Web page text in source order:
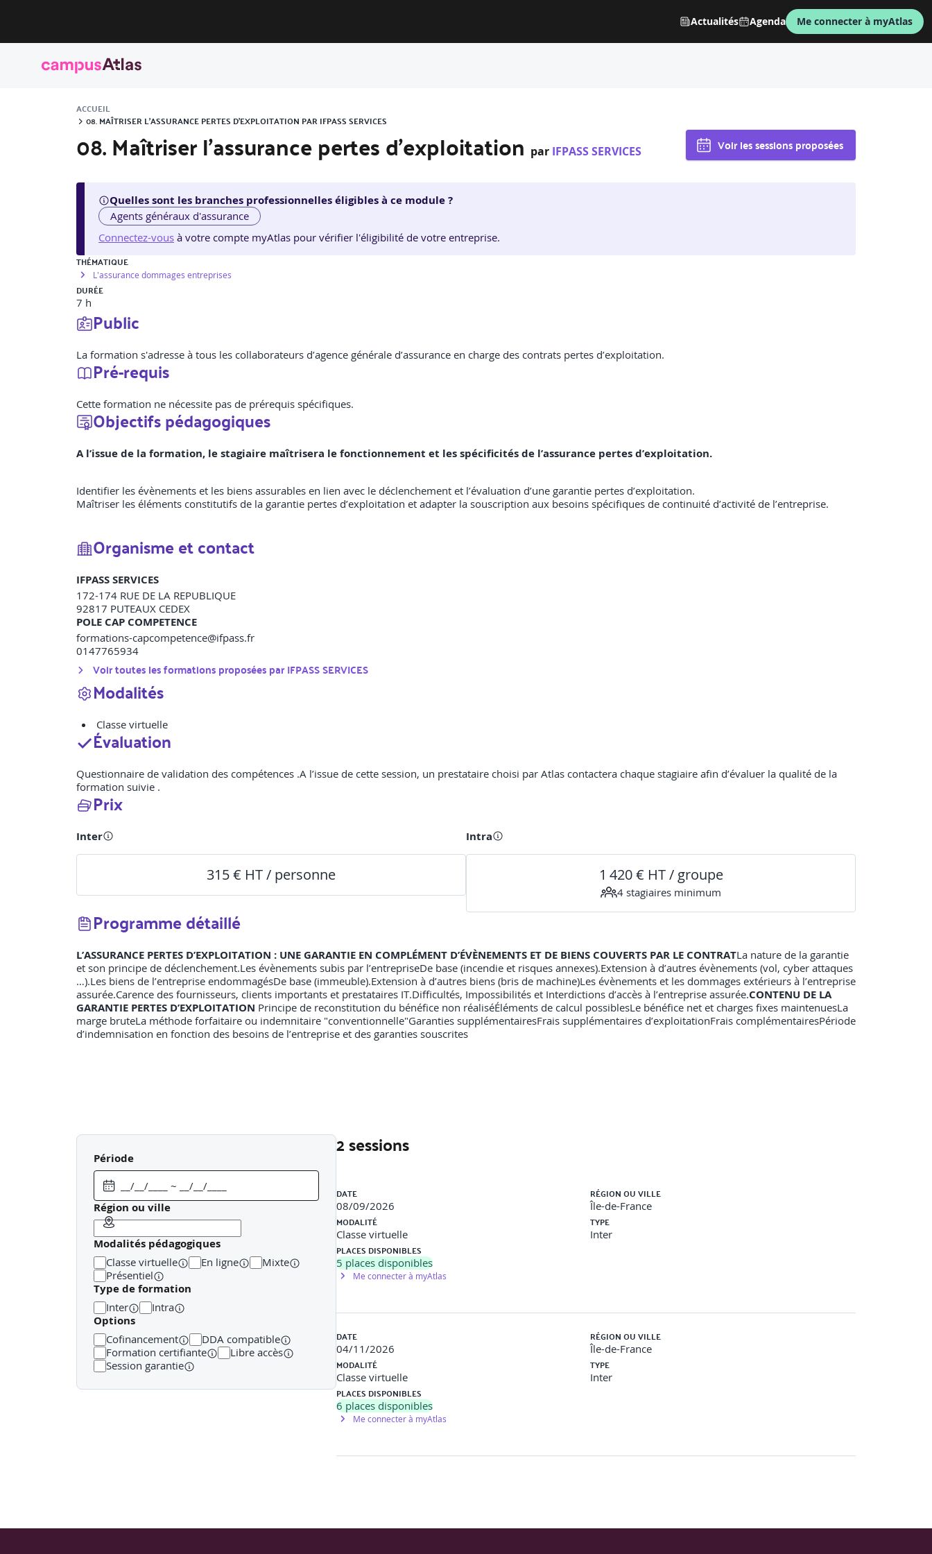
Actualités Agenda Me connecter à myAtlas
ACCUEIL
08. MAÎTRISER L’ASSURANCE PERTES D’EXPLOITATION PAR IFPASS SERVICES
08. Maîtriser l’assurance pertes d’exploitation par IFPASS SERVICES Voir les sessions proposées
Quelles sont les branches professionnelles éligibles à ce module ?
Agents généraux d'assurance
Connectez-vous à votre compte myAtlas pour vérifier l'éligibilité de votre entreprise.
THÉMATIQUE
L'assurance dommages entreprises
DURÉE
7 h
Public
La formation s'adresse à tous les collaborateurs d’agence générale d’assurance en charge des contrats pertes d’exploitation.
Pré-requis
Cette formation ne nécessite pas de prérequis spécifiques.
Objectifs pédagogiques
A l’issue de la formation, le stagiaire maîtrisera le fonctionnement et les spécificités de l’assurance pertes d’exploitation.
Identifier les évènements et les biens assurables en lien avec le déclenchement et l’évaluation d’une garantie pertes d’exploitation.
Maîtriser les éléments constitutifs de la garantie pertes d’exploitation et adapter la souscription aux besoins spécifiques de continuité d’activité de l’entreprise.
Organisme et contact
IFPASS SERVICES
172-174 RUE DE LA REPUBLIQUE
92817 PUTEAUX CEDEX
POLE CAP COMPETENCE
formations-capcompetence@ifpass.fr
0147765934
Voir toutes les formations proposées parIFPASS SERVICES
Modalités
Classe virtuelle
Évaluation
Questionnaire de validation des compétences .A l’issue de cette session, un prestataire choisi par Atlas contactera chaque stagiaire afin d’évaluer la qualité de la
formation suivie .
Prix
Inter
315 € HT / personne
Intra
1 420 € HT / groupe
4 stagiaires minimum
Programme détaillé
L’ASSURANCE PERTES D’EXPLOITATION : UNE GARANTIE EN COMPLÉMENT D’ÉVÈNEMENTS ET DE BIENS COUVERTS PAR LE CONTRATLa nature de la garantie
et son principe de déclenchement.Les évènements subis par l’entrepriseDe base (incendie et risques annexes).Extension à d’autres évènements (vol, cyber attaques
…).Les biens de l’entreprise endommagésDe base (immeuble).Extension à d’autres biens (bris de machine)Les évènements et les dommages extérieurs à l’entreprise
assurée.Carence des fournisseurs, clients importants et prestataires IT.Difficultés, Impossibilités et Interdictions d’accès à l’entreprise assurée.CONTENU DE LA
GARANTIE PERTES D’EXPLOITATION Principe de reconstitution du bénéfice non réaliséÉléments de calcul possiblesLe bénéfice net et charges fixes maintenuesLa
marge bruteLa méthode forfaitaire ou indemnitaire "conventionnelle"Garanties supplémentairesFrais supplémentaires d’exploitationFrais complémentairesPériode
d’indemnisation en fonction des besoins de l’entreprise et des garanties souscrites
Période
Région ou ville
Modalités pédagogiques
Classe virtuelle En ligne
Mixte
Présentiel
Type de formation
Inter Intra
Options
Cofinancement
DDA compatible
Formation certifiante
Libre accès
Session garantie
2 sessions
DATE
08/09/2026
RÉGION OU VILLE
Île-de-France
MODALITÉ
Classe virtuelle
TYPE
Inter
PLACES DISPONIBLES
5 places disponibles
Me connecter à myAtlas
DATE
04/11/2026
RÉGION OU VILLE
Île-de-France
MODALITÉ
Classe virtuelle
TYPE
Inter
PLACES DISPONIBLES
6 places disponibles
Me connecter à myAtlas